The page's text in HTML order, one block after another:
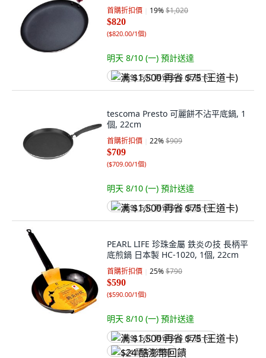
首購折扣價 19%$1,020
$820
($820.00/1個)
明天 8/10 (一) 預計送達
满 $1,500 再省 $75 (王道卡)
tescoma Presto 可麗餅不沾平底鍋, 1
個, 22cm
首購折扣價 22%$909
$709
($709.00/1個)
明天 8/10 (一) 預計送達
满 $1,500 再省 $75 (王道卡)
PEARL LIFE 珍珠金屬 鉄炎の技 長柄平
底煎鍋 日本製 HC-1020, 1個, 22cm
首購折扣價 25%$790
$590
($590.00/1個)
明天 8/10 (一) 預計送達
满 $1,500 再省 $75 (王道卡)
$24 酷澎幣回饋